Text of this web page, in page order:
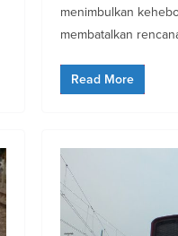
menimbulkan
membatalkan
Read More